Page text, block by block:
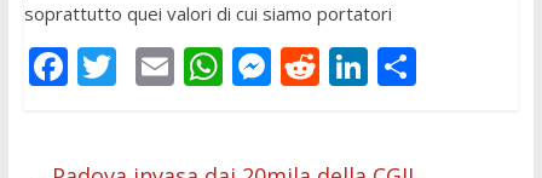
soprattutto quei valori di cui siamo portatori
F T E W M R Li C